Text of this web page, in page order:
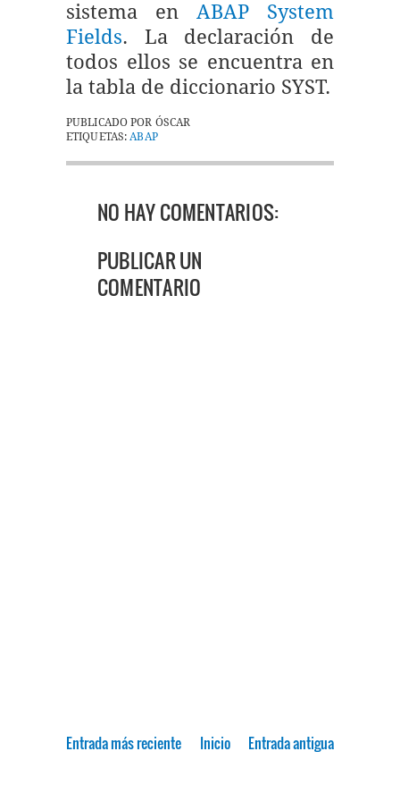
sistema en ABAP System
Fields. La declaración de
todos ellos se encuentra en
la tabla de diccionario SYST.
PUBLICADO POR ÓSCAR
ETIQUETAS:ABAP
NO HAY COMENTARIOS:
PUBLICAR UN
COMENTARIO
Entrada más reciente Entrada antigua
Inicio